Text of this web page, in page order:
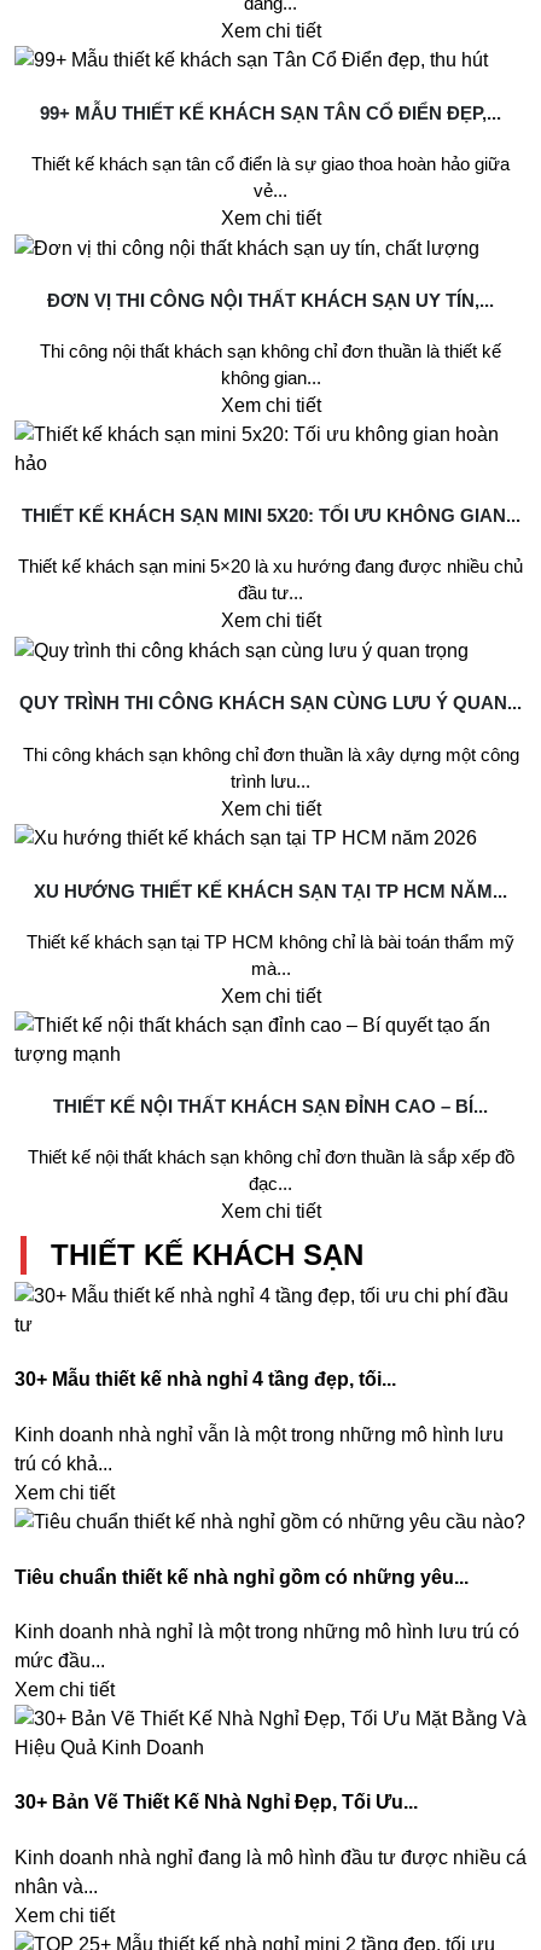
Xem chi tiết
99+ MẪU THIẾT KẾ KHÁCH SẠN TÂN CỔ ĐIỂN ĐẸP,...
Thiết kế khách sạn tân cổ điển là sự giao thoa hoàn hảo giữa
vẻ...
Xem chi tiết
ĐƠN VỊ THI CÔNG NỘI THẤT KHÁCH SẠN UY TÍN,...
Thi công nội thất khách sạn không chỉ đơn thuần là thiết kế
không gian...
Xem chi tiết
THIẾT KẾ KHÁCH SẠN MINI 5X20: TỐI ƯU KHÔNG GIAN...
Thiết kế khách sạn mini 5×20 là xu hướng đang được nhiều chủ
đầu tư...
Xem chi tiết
QUY TRÌNH THI CÔNG KHÁCH SẠN CÙNG LƯU Ý QUAN...
Thi công khách sạn không chỉ đơn thuần là xây dựng một công
trình lưu...
Xem chi tiết
XU HƯỚNG THIẾT KẾ KHÁCH SẠN TẠI TP HCM NĂM...
Thiết kế khách sạn tại TP HCM không chỉ là bài toán thẩm mỹ
mà...
Xem chi tiết
THIẾT KẾ NỘI THẤT KHÁCH SẠN ĐỈNH CAO – BÍ...
Thiết kế nội thất khách sạn không chỉ đơn thuần là sắp xếp đồ
đạc...
Xem chi tiết
THIẾT KẾ KHÁCH SẠN
30+ Mẫu thiết kế nhà nghỉ 4 tầng đẹp, tối...
Kinh doanh nhà nghỉ vẫn là một trong những mô hình lưu
trú có khả...
Xem chi tiết
Tiêu chuẩn thiết kế nhà nghỉ gồm có những yêu...
Kinh doanh nhà nghỉ là một trong những mô hình lưu trú có
mức đầu...
Xem chi tiết
30+ Bản Vẽ Thiết Kế Nhà Nghỉ Đẹp, Tối Ưu...
Kinh doanh nhà nghỉ đang là mô hình đầu tư được nhiều cá
nhân và...
Xem chi tiết